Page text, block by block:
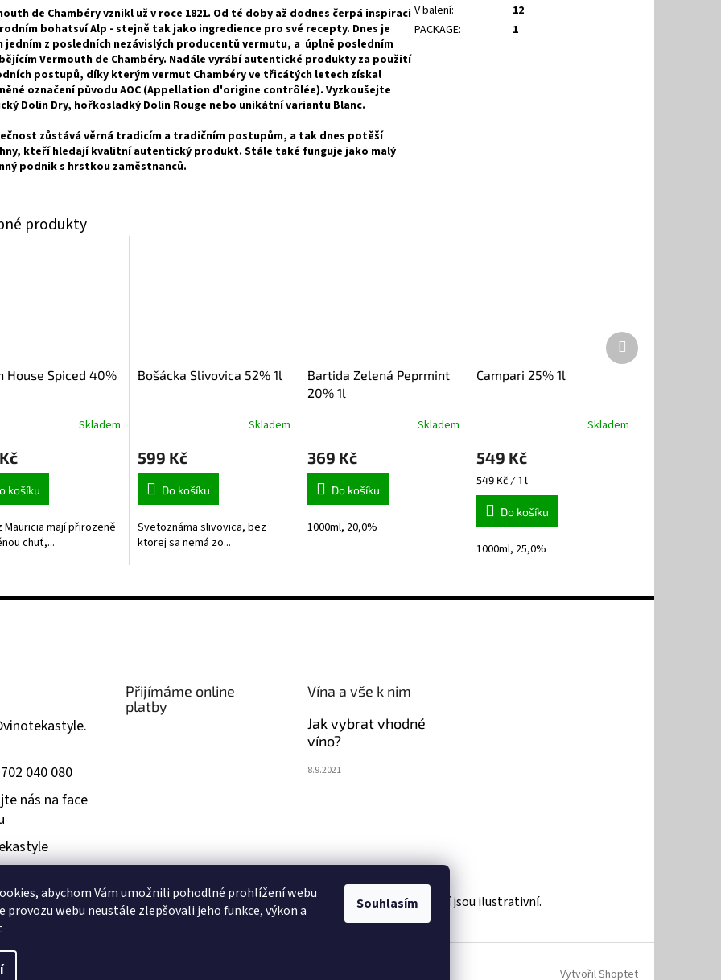
abychom Vám umožnili pohodlné prohlížení webu
provozu webu neustále zlepšovali jeho funkce, výkon a
Souhlasím
de Chambéry vznikl už v roce 1821. Od té doby až dodnes čerpá inspiraci
bohatsví Alp - stejně tak jako ingredience pro své recepty. Dnes je
jedním z posledních nezávislých producentů vermutu, a úplně posledním
Vermouth de Chambéry. Nadále vyrábí autentické produkty za použití
postupů, díky kterým vermut Chambéry ve třicátých letech získal
označení původu AOC (Appellation d'origine contrôlée). Vyzkoušejte
Dolin Dry, hořkosladký Dolin Rouge nebo unikátní variantu Blanc.
zůstává věrná tradicím a tradičním postupům, a tak dnes potěší
kteří hledají kvalitní autentický produkt. Stále také funguje jako malý
podnik s hrstkou zaměstnanců.
V balení:
12
PACKAGE: 1
House Spiced 40%
Skladem
košíku
Mauricia mají přirozeně
chuť,...
Bošácka Slivovica 52% 1l
produktu
je
5,0
z
hvězdiček.
Skladem
599 Kč
Do košíku
Svetoznáma slivovica, bez
ktorej sa nemá zo...
Bartida Zelená Peprmint
20% 1l
Skladem
369 Kč
Do košíku
1000ml, 20,0%
Campari 25% 1l
Skladem
549 Kč
Měrná
cena:
549 Kč / 1 l
Do košíku
1000ml, 25,0%
Další
produkt
vinotekastyle.
040 080
nás na face
Přijímáme online
platby
Vína a vše k nim
Jak vybrat vhodné
víno?
8.9.2021
18 let. Při převzetí zboží bude ověřen váš věk. Fotografie produktů a zboží jsou ilustrativní.
Vytvořil Shoptet
vyhrazena.